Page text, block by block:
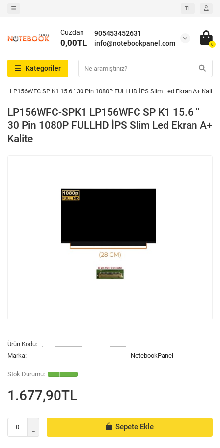
TL
905453452631
info@notebookpanel.com
Cüzdan
0,00TL 0
Kategoriler
LP156WFC SP K1 15.6 '' 30 Pin 1080P FULLHD İPS Slim Led Ekran A+ Kalite
LP156WFC-SPK1 LP156WFC SP K1 15.6 ''
30 Pin 1080P FULLHD İPS Slim Led Ekran A+
Kalite
Ürün Kodu:
Marka:
NotebookPanel
1.677,90TL
Sepete Ekle